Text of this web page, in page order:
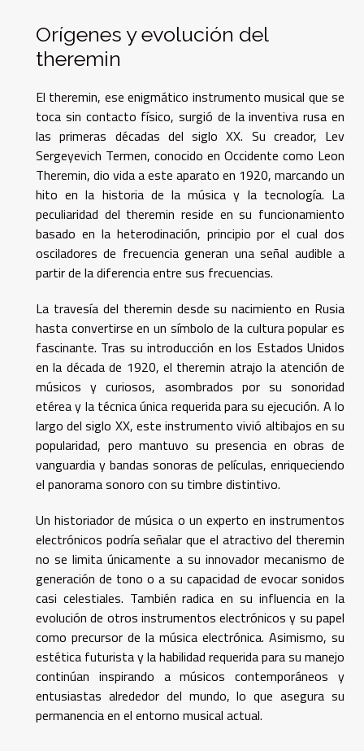
Orígenes y evolución del
theremin
El theremin, ese enigmático instrumento musical que se
toca sin contacto físico, surgió de la inventiva rusa en
las primeras décadas del siglo XX. Su creador, Lev
Sergeyevich Termen, conocido en Occidente como Leon
Theremin, dio vida a este aparato en 1920, marcando un
hito en la historia de la música y la tecnología. La
peculiaridad del theremin reside en su funcionamiento
basado en la heterodinación, principio por el cual dos
osciladores de frecuencia generan una señal audible a
partir de la diferencia entre sus frecuencias.
La travesía del theremin desde su nacimiento en Rusia
hasta convertirse en un símbolo de la cultura popular es
fascinante. Tras su introducción en los Estados Unidos
en la década de 1920, el theremin atrajo la atención de
músicos y curiosos, asombrados por su sonoridad
etérea y la técnica única requerida para su ejecución. A lo
largo del siglo XX, este instrumento vivió altibajos en su
popularidad, pero mantuvo su presencia en obras de
vanguardia y bandas sonoras de películas, enriqueciendo
el panorama sonoro con su timbre distintivo.
Un historiador de música o un experto en instrumentos
electrónicos podría señalar que el atractivo del theremin
no se limita únicamente a su innovador mecanismo de
generación de tono o a su capacidad de evocar sonidos
casi celestiales. También radica en su influencia en la
evolución de otros instrumentos electrónicos y su papel
como precursor de la música electrónica. Asimismo, su
estética futurista y la habilidad requerida para su manejo
continúan inspirando a músicos contemporáneos y
entusiastas alrededor del mundo, lo que asegura su
permanencia en el entorno musical actual.